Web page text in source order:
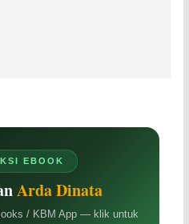
EBOOK
Arda Dinata
/ KBM App — klik untuk